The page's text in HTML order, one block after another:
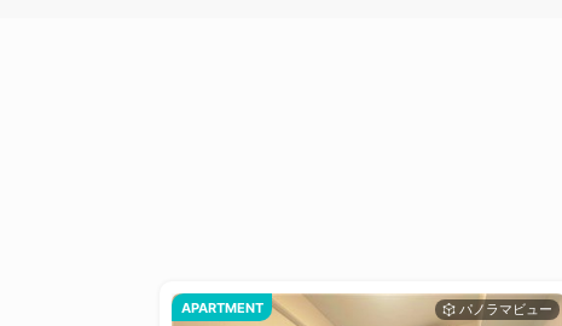
APARTMENT